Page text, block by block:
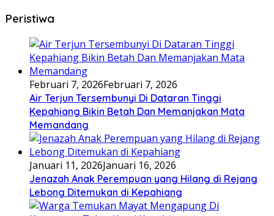
Peristiwa
Februari 7, 2026Februari 7, 2026
Air Terjun Tersembunyi Di Dataran Tinggi
Kepahiang Bikin Betah Dan Memanjakan Mata
Memandang
Januari 11, 2026Januari 16, 2026
Jenazah Anak Perempuan yang Hilang di Rejang
Lebong Ditemukan di Kepahiang